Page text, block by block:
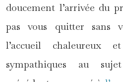
doucement l’arrivée du
pas vous quitter sans
l’accueil chaleureux
sympathiques au